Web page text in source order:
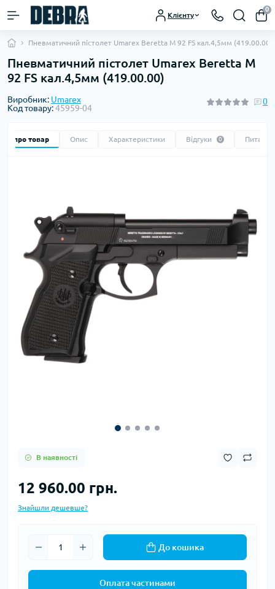
Клієнту
0
Пневматичний пістолет Umarex Beretta M 92 FS кал.4,5мм (419.00.00)
Пневматичний пістолет Umarex Beretta M
92 FS кал.4,5мм (419.00.00)
Виробник: Umarex
Код товару:45959-04
0
про товар Опис Характеристики Відгуки 0 Питання
В наявності
12 960.00 грн.
Знайшли дешевше?
До кошика
Оплата частинами